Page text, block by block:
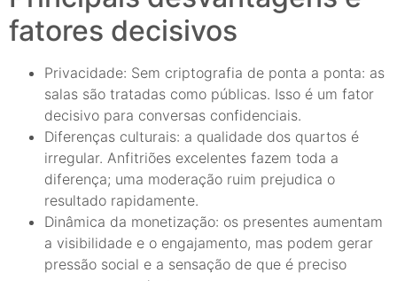
fatores decisivos
Privacidade: Sem criptografia de ponta a ponta: as
salas são tratadas como públicas. Isso é um fator
decisivo para conversas confidenciais.
Diferenças culturais: a qualidade dos quartos é
irregular. Anfitriões excelentes fazem toda a
diferença; uma moderação ruim prejudica o
resultado rapidamente.
Dinâmica da monetização: os presentes aumentam
a visibilidade e o engajamento, mas podem gerar
pressão social e a sensação de que é preciso